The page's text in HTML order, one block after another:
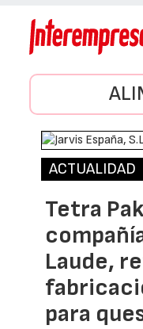
ACTUALIDAD
Tetra
Laude,
para